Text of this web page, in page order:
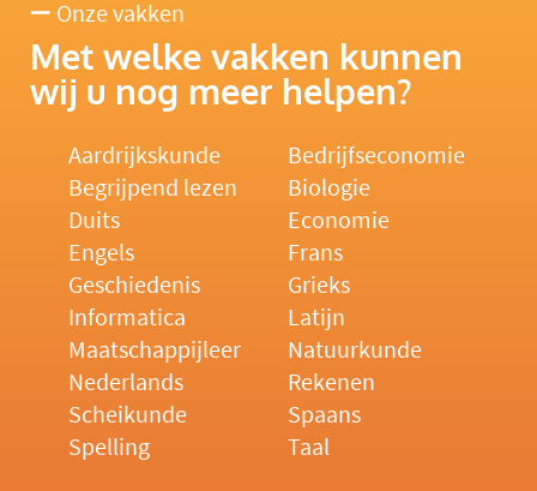
Onze vakken
Met welke vakken kunnen
wij u nog meer helpen?
Aardrijkskunde
Bedrijfseconomie
Begrijpend lezen
Biologie
Duits
Economie
Engels
Frans
Geschiedenis
Grieks
Informatica
Latijn
Maatschappijleer
Natuurkunde
Nederlands
Rekenen
Scheikunde
Spaans
Spelling
Taal